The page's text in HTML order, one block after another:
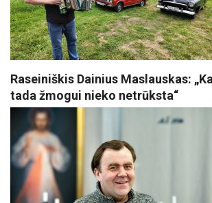
Raseiniškis Dainius Maslauskas:
tada žmogui nieko netrūksta“